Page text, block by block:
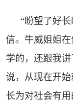
“盼望了好长
信。牛威姐姐
学的，还跟我
说，从现在开
长为对社会有